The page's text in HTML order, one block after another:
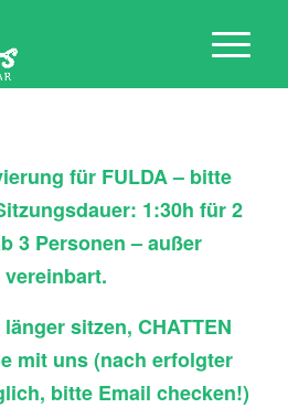
für FULDA – bitte
1:30h für 2
3 Personen – außer
sitzen, CHATTEN
mit uns (nach erfolgter
bitte Email checken!)